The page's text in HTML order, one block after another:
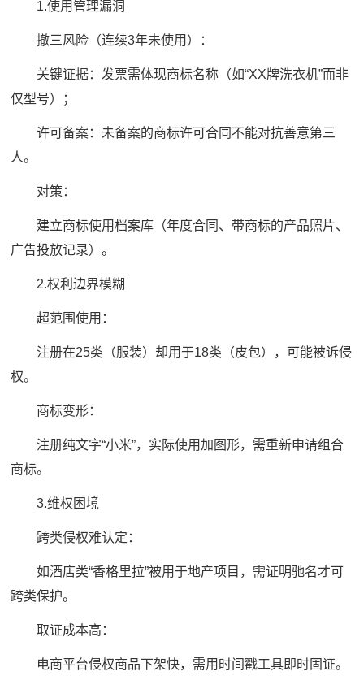
1.使用管理漏洞
撤三风险（连续3年未使用）：
关键证据：发票需体现商标名称（如“XX牌洗衣机”而非
仅型号）；
许可备案：未备案的商标许可合同不能对抗善意第三
人。
对策：
建立商标使用档案库（年度合同、带商标的产品照片、
广告投放记录）。
2.权利边界模糊
超范围使用：
注册在25类（服装）却用于18类（皮包），可能被诉侵
权。
商标变形：
注册纯文字“小米”，实际使用加图形，需重新申请组合
商标。
3.维权困境
跨类侵权难认定：
如酒店类“香格里拉”被用于地产项目，需证明驰名才可
跨类保护。
取证成本高：
电商平台侵权商品下架快，需用时间戳工具即时固证。